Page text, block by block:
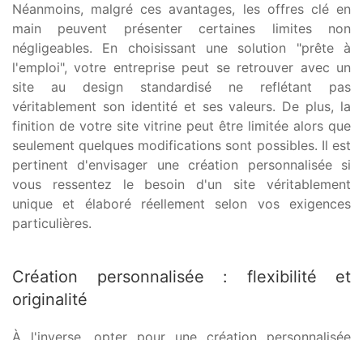
Néanmoins, malgré ces avantages, les offres clé en
main peuvent présenter certaines limites non
négligeables. En choisissant une solution "prête à
l'emploi", votre entreprise peut se retrouver avec un
site au design standardisé ne reflétant pas
véritablement son identité et ses valeurs. De plus, la
finition de votre site vitrine peut être limitée alors que
seulement quelques modifications sont possibles. Il est
pertinent d'envisager une création personnalisée si
vous ressentez le besoin d'un site véritablement
unique et élaboré réellement selon vos exigences
particulières.
Création personnalisée : flexibilité et
originalité